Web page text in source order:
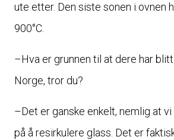
ute etter. Den siste sonen i ovnen
900°C.
–Hva er grunnen til at dere har
Norge, tror du?
–Det er ganske enkelt, nemlig at
på å resirkulere glass. Det er